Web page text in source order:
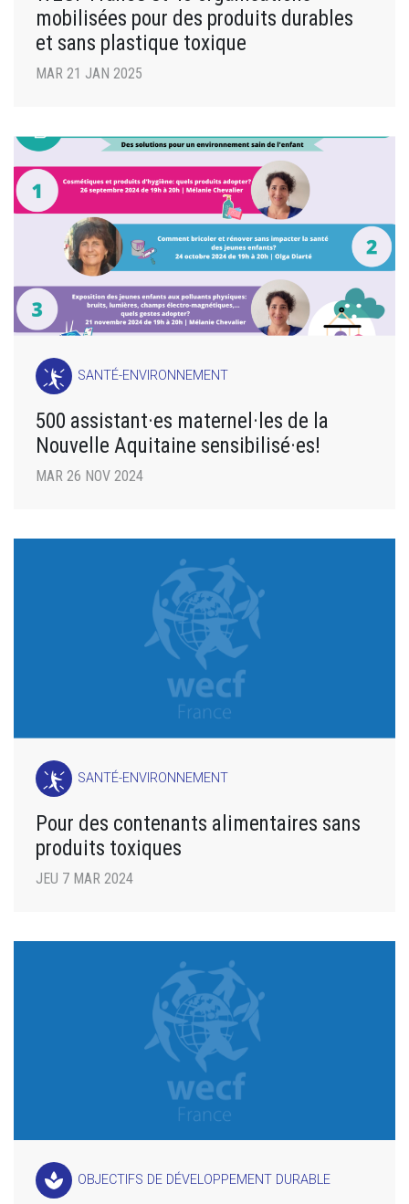
mobilisées pour des produits durables
et sans plastique toxique
MAR 21 JAN 2025
SANTÉ-ENVIRONNEMENT
500 assistant·es maternel·les de la
Nouvelle Aquitaine sensibilisé·es!
MAR 26 NOV 2024
SANTÉ-ENVIRONNEMENT
Pour des contenants alimentaires sans
produits toxiques
JEU 7 MAR 2024
spa OBJECTIFS DE DÉVELOPPEMENT DURABLE